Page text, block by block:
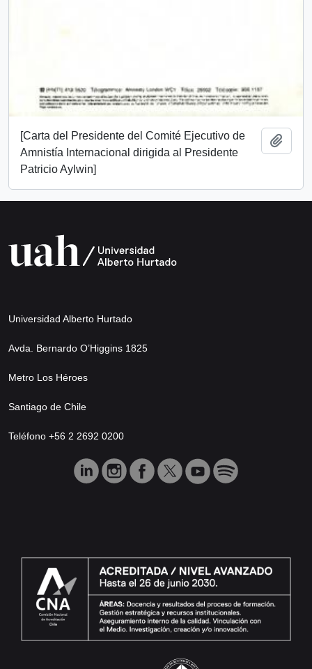
[Carta del Presidente del Comité Ejecutivo de
Amnistía Internacional dirigida al Presidente
Patricio Aylwin]
Universidad Alberto Hurtado
Avda. Bernardo O’Higgins 1825
Metro Los Héroes
Santiago de Chile
Teléfono +56 2 2692 0200